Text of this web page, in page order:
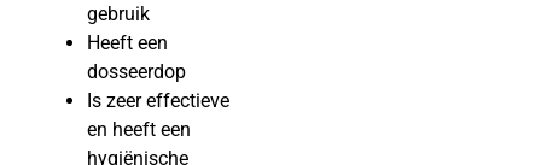
gebruik
Heeft een
dosseerdop
Is zeer effectieve
en heeft een
hygiënische